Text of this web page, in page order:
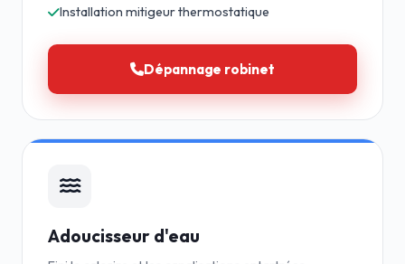
Installation mitigeur thermostatique
Dépannage robinet
Adoucisseur d'eau